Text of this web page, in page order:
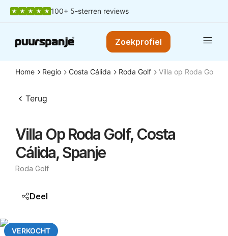
100+ 5-sterren reviews
Zoekprofiel
Home Regio Costa Cálida Roda Golf Villa op Roda Golf,
Terug
Villa Op Roda Golf, Costa
Cálida, Spanje
Roda Golf
Deel
VERKOCHT